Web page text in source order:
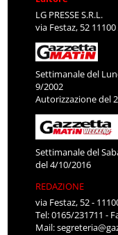
LG PRESSE S.R.L.
via Festaz, 52 11100
Settimanale del
9/2002
Autorizzazione del
Settimanale del
del 4/10/2016
REDAZIONE
via Festaz, 52 -
Tel: 0165/231711 -
Mail: